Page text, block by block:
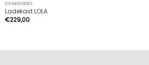
COMMODES
Ladekast LOLA
€229,00